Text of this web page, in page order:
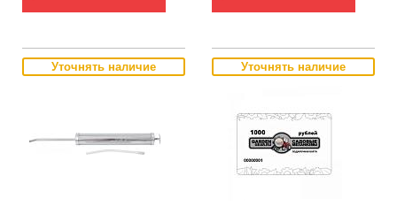
Уточнять наличие Уточнять наличие